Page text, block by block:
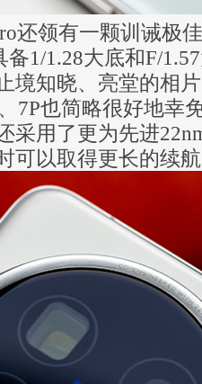
还领有一颗训诫极
备1/1.28大底和F/
境知晓、亮堂的相
7P也简略很好地幸
采用了更为先进
可以取得更长的续